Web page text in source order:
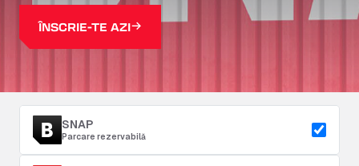
ÎNSCRIE-TE AZI
SNAP
Parcare rezervabilă